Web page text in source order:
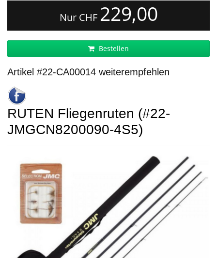
Nur CHF 229,00
Bestellen
Artikel #22-CA00014 weiterempfehlen
RUTEN Fliegenruten (#22-
JMGCN8200090-4S5)